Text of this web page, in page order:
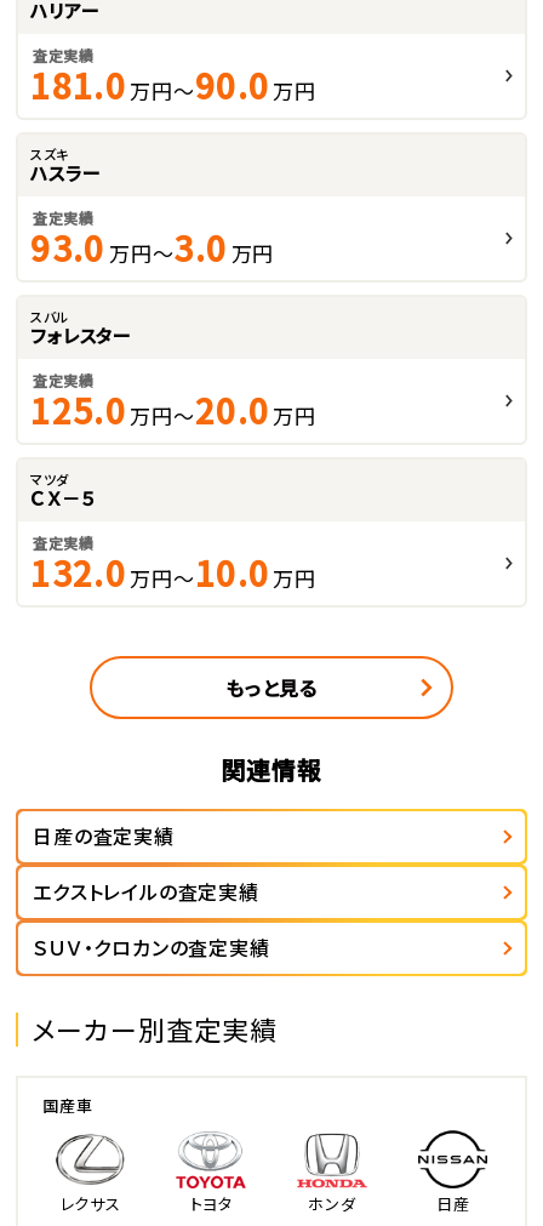
ハリアー
査定実績
181.0 万円～90.0 万円
スズキ
ハスラー
査定実績
93.0 万円～3.0 万円
スバル
フォレスター
査定実績
125.0 万円～20.0 万円
マツダ
ＣＸ－５
査定実績
132.0 万円～10.0 万円
もっと見る
関連情報
日産の査定実績
エクストレイルの査定実績
ＳＵＶ・クロカンの査定実績
メーカー別査定実績
国産車
レクサス トヨタ ホンダ 日産